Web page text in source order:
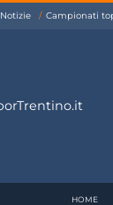
Notizie Campionati
HOME